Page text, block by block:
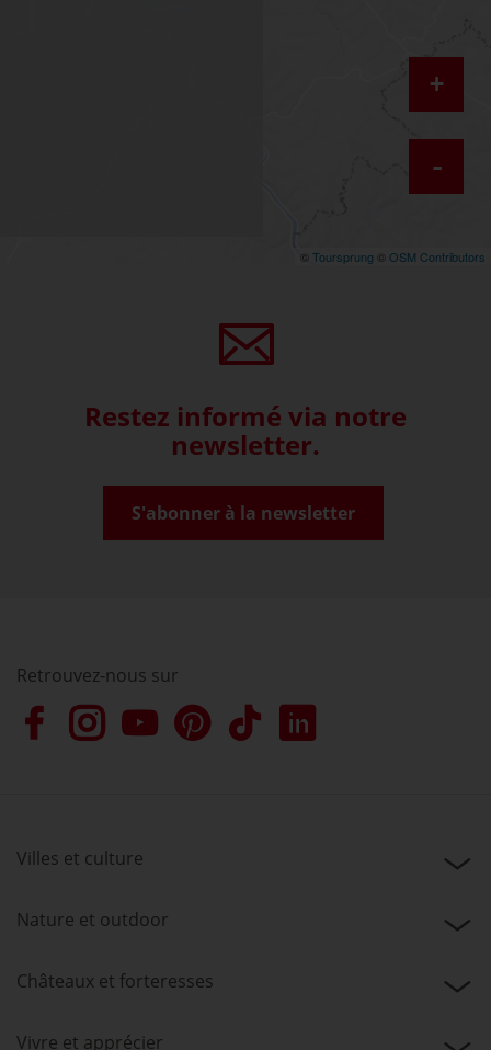
+
-
© Toursprung © OSM Contributors
Restez informé via notre
newsletter.
S'abonner à la newsletter
Retrouvez-nous sur
Villes et culture
Nature et outdoor
Châteaux et forteresses
Vivre et apprécier